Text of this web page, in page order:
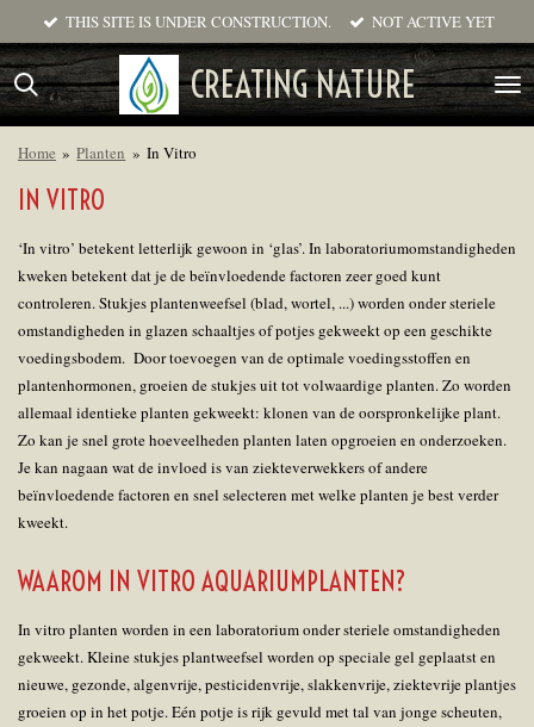
direct
naar
de
CREATING NATURE
THIS SITE IS UNDER CONSTRUCTION. NOT ACTIVE YET
Home » Planten » In Vitro
IN VITRO
‘In vitro’ betekent letterlijk gewoon in ‘glas’. In laboratoriumomstandigheden
kweken betekent dat je de beïnvloedende factoren zeer goed kunt
controleren. Stukjes plantenweefsel (blad, wortel, ...) worden onder steriele
omstandigheden in glazen schaaltjes of potjes gekweekt op een geschikte
voedingsbodem. Door toevoegen van de optimale voedingsstoffen en
plantenhormonen, groeien de stukjes uit tot volwaardige planten. Zo worden
allemaal identieke planten gekweekt: klonen van de oorspronkelijke plant.
Zo kan je snel grote hoeveelheden planten laten opgroeien en onderzoeken.
Je kan nagaan wat de invloed is van ziekteverwekkers of andere
beïnvloedende factoren en snel selecteren met welke planten je best verder
kweekt.
WAAROM IN VITRO AQUARIUMPLANTEN?
In vitro planten worden in een laboratorium onder steriele omstandigheden
gekweekt. Kleine stukjes plantweefsel worden op speciale gel geplaatst en
nieuwe, gezonde, algenvrije, pesticidenvrije, slakkenvrije, ziektevrije plantjes
groeien op in het potje. Eén potje is rijk gevuld met tal van jonge scheuten,